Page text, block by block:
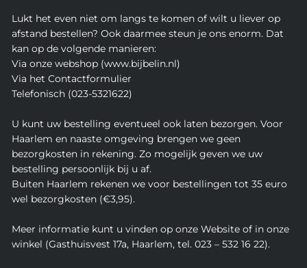
Lukt het even niet om langs te komen of wilt u liever op
afstand bestellen? Ook daarmee steun je ons enorm. Dat
kan op de volgende manieren:
Via onze webshop (www.bijbelin.nl)
Via het Contactformulier
Telefonisch (023-5321622)
U kunt uw bestelling eventueel ook laten bezorgen. Voor
Haarlem en naaste omgeving brengen we geen
bezorgkosten in rekening. Zo mogelijk geven we uw
bestelling persoonlijk bij u af.
Buiten Haarlem rekenen we voor bestellingen tot 35 euro
wel bezorgkosten (€3,95).
Meer informatie kunt u vinden op onze Website of in onze
winkel (Gasthuisvest 17a, Haarlem, tel. 023 – 532 16 22).